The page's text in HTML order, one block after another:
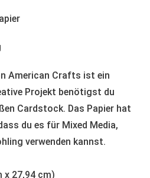
American Crafts ist ein
Projekt benötigst du
Cardstock. Das Papier hat
du es für Mixed Media,
verwenden kannst.
x 27,94 cm)